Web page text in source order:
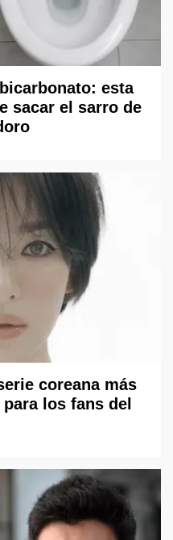
esta
sacar el sarro de
coreana más
los fans del